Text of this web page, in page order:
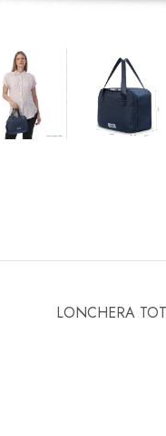
LONCHERA